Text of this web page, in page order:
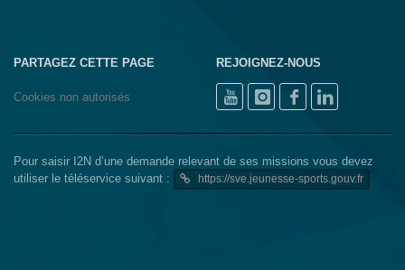
PARTAGEZ CETTE PAGE
Cookies non autorisés
REJOIGNEZ-NOUS
Pour saisir I2N d’une demande relevant de ses missions vous devez
utiliser le téléservice suivant :
https://sve.jeunesse-sports.gouv.fr